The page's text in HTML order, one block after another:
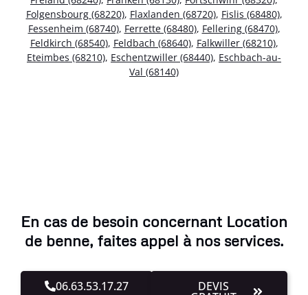
Folgensbourg (68220), Flaxlanden (68720), Fislis (68480),
Fessenheim (68740), Ferrette (68480), Fellering (68470),
Feldkirch (68540), Feldbach (68640), Falkwiller (68210),
Eteimbes (68210), Eschentzwiller (68440), Eschbach-au-
Val (68140)
En cas de besoin concernant Location
de benne, faites appel à nos services.
06.63.53.17.27 DEVIS